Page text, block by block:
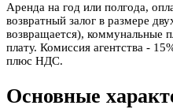
Аренда на год или полгода,
возвратный залог в размере
возвращается), коммунальные
плату. Комиссия агентства -
плюс НДС.
Основные